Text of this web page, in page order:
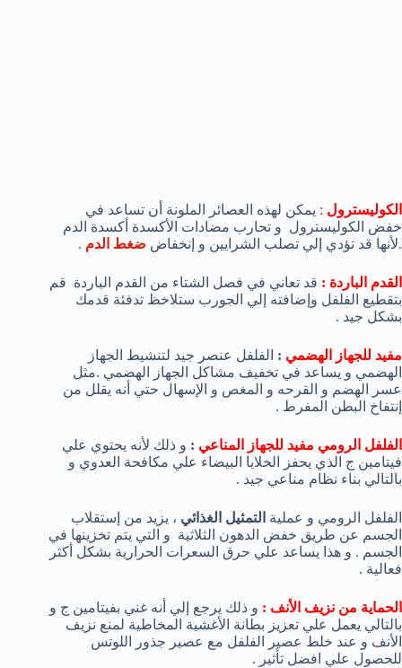
الكوليسترول : يمكن لهذه العصائر الملونة أن تساعد في
خفض الكوليسترول و تحارب مضادات الأكسدة أكسدة الدم
.لأنها قد تؤدي إلي تصلب الشرايين و إنخفاض ضغط الدم .
القدم الباردة : قد تعاني في فصل الشتاء من القدم الباردة قم
بتقطيع الفلفل وإضافته إلي الجورب ستلاخظ تدفئة قدمك
بشكل جيد .
مفيد للجهاز الهضمي : الفلفل عنصر جيد لتنشيط الجهاز
الهضمي و يساعد في تخفيف مشاكل الجهاز الهضمي .مثل
عسر الهضم و القرحه و المغص و الإسهال حتي أنه يقلل من
إنتفاخ البطن المفرط .
الفلفل الرومي مفيد للجهاز المناعي : و ذلك لأنه يحتوي علي
فيتامين ج الذي يحفز الخلايا البيضاء علي مكافحة العدوي و
بالتالي بناء نظام مناعي جيد .
الفلفل الرومي و عملية التمثيل الغذائي ، يزيد من إستقلاب
الجسم عن طريق خفض الدهون الثلاثية و التي يتم تخزينها في
الجسم . و هذا يساعد علي حرق السعرات الحرارية بشكل أكثر
فعالية .
الحماية من نزيف الأنف : و ذلك يرجع إلي أنه غني بفيتامين ج و
بالتالي يعمل علي تعزيز بطانة الأغشية المخاطية لمنع نزيف
الأنف و عند خلط عصير الفلفل مع عصير جذور اللوتس
للحصول علي افضل تأثير .